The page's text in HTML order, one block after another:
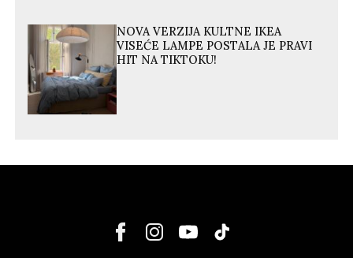
NOVA VERZIJA KULTNE IKEA
VISEĆE LAMPE POSTALA JE PRAVI
HIT NA TIKTOKU!